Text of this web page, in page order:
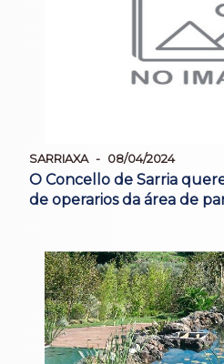
SARRIAXA 08/04/2024
O Concello de Sarria
de operarios da área de